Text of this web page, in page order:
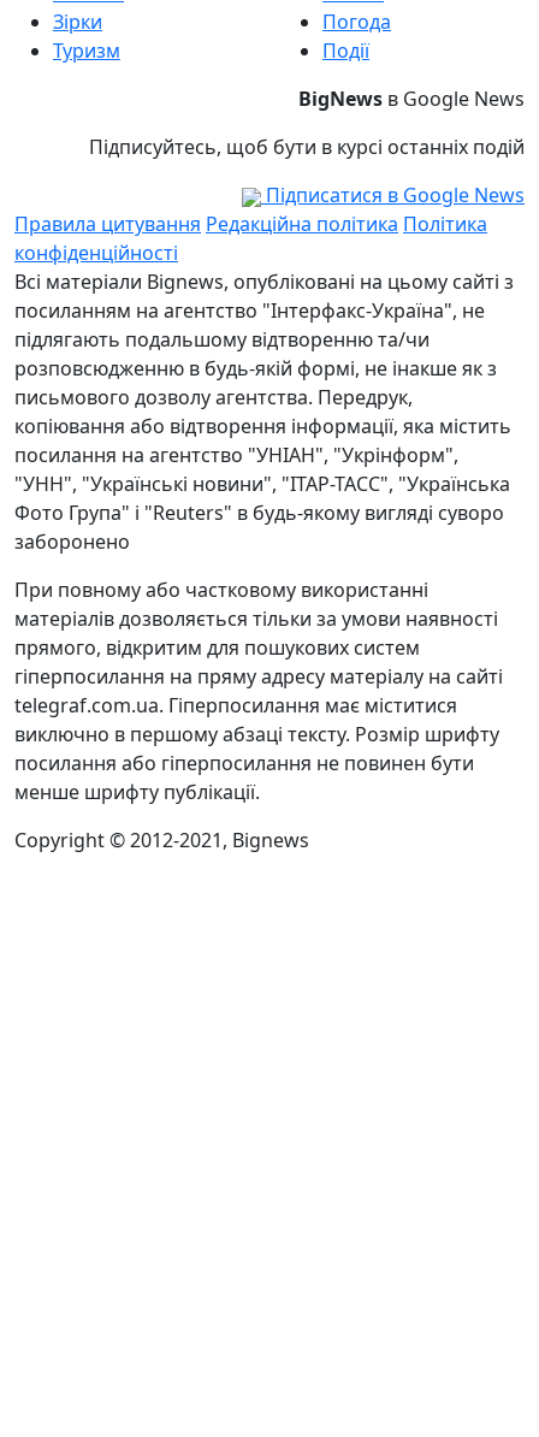
Зірки
Туризм
Погода
Події
BigNews в Google News
Підписуйтесь, щоб бути в курсі останніх подій
Підписатися в Google News
Правила цитування Редакційна політика Політика
конфіденційності
Всі матеріали Bignews, опубліковані на цьому сайті з
посиланням на агентство "Інтерфакс-Україна", не
підлягають подальшому відтворенню та/чи
розповсюдженню в будь-якій формі, не інакше як з
письмового дозволу агентства. Передрук,
копіювання або відтворення інформації, яка містить
посилання на агентство "УНІАН", "Укрінформ",
"УНН", "Українські новини", "ІТАР-ТАСС", "Українська
Фото Група" і "Reuters" в будь-якому вигляді суворо
заборонено
При повному або частковому використанні
матеріалів дозволяється тільки за умови наявності
прямого, відкритим для пошукових систем
гіперпосилання на пряму адресу матеріалу на сайті
telegraf.com.ua. Гіперпосилання має міститися
виключно в першому абзаці тексту. Розмір шрифту
посилання або гіперпосилання не повинен бути
менше шрифту публікації.
Copyright © 2012-2021, Bignews